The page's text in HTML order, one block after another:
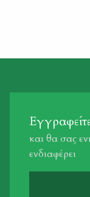
και θα σας
ενδιαφέρει